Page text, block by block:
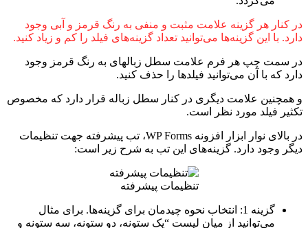
در کنار هر گزینه علامت مثبت و منفی به رنگ قرمز و آبی وجود
دارد. با این گزینه‌ها می‌توانید تعداد گزینه‌های فیلد را کم و زیاد کنید.
در سمت چپ هر فرم علامت سطل زباله‎ای به رنگ قرمز وجود
دارد که با آن می‌توانید فیلدها را حذف کنید.
و همچنین علامت دیگری در کنار سطل زباله قرار دارد که مخصوص
تکثیر فیلد مورد نظر است.
در بالای نوار ابزار افزونه WP Forms، تب پیشرفته جهت تنظیمات
دیگر وجود دارد. گزینه‌های این تب به شرح زیر است:
تنظیمات پیشرفته
گزینه 1: انتخاب نحوه چیدمان برای گزینه‌ها. برای مثال
می‌توانید از میان لیست “یک ستونه، دو ستونه، سه ستونه و